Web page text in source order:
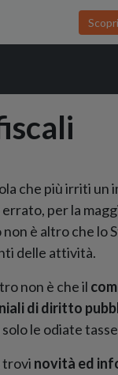
che più irriti un
per la
è altro che lo
delle attività.
non è che il
di diritto
le odiate
trovi novità ed